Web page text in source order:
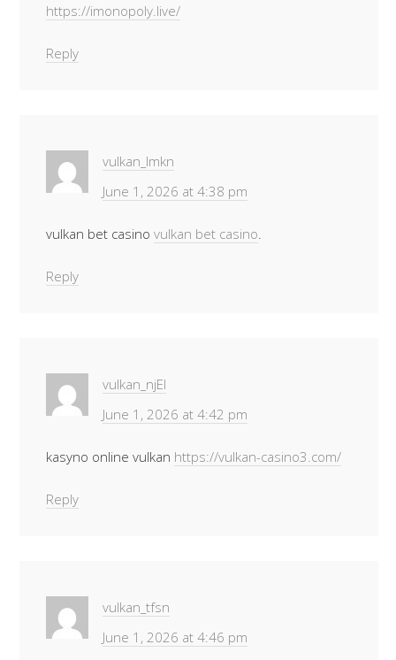
https://imonopoly.live/
Reply
vulkan_lmkn
June 1, 2026 at 4:38 pm
vulkan bet casino vulkan bet casino
Reply
vulkan_njEl
June 1, 2026 at 4:42 pm
kasyno online vulkan https://vulkan-casino3.com/
Reply
vulkan_tfsn
June 1, 2026 at 4:46 pm